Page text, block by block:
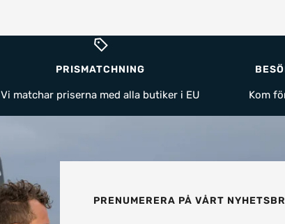
PRISMATCHNING
Vi matchar priserna med alla butiker i EU Kom
PRENUMERERA PÅ VÅRT